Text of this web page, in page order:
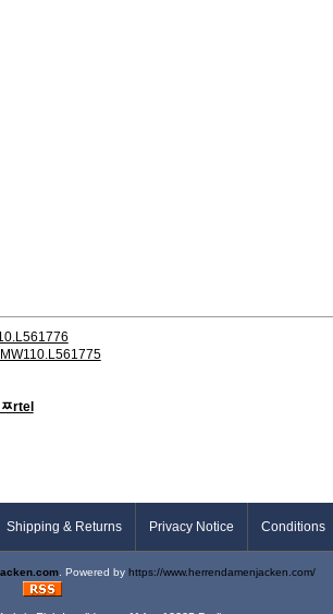
ﾹrtel
Shipping & Returns Privacy Notice Conditions
. Powered by https://www.herrendamenjacken.com/